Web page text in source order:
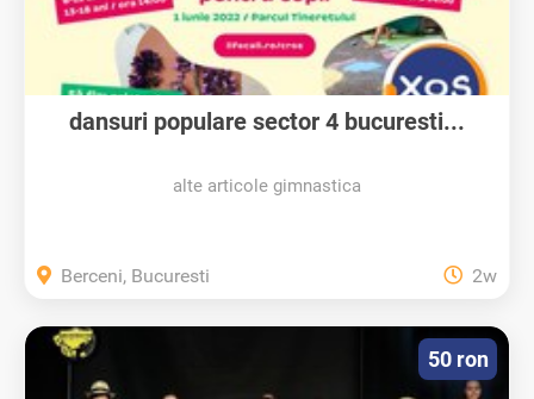
dansuri populare sector 4 bucuresti...
alte articole gimnastica
Berceni, Bucuresti 2w
50 ron